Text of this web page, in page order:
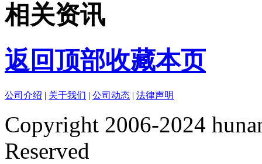
相关资讯
返回顶部收藏本页
公司介绍 | 关于我们 | 公司动态 | 法律声明
Copyright 2006-2024
Reserved